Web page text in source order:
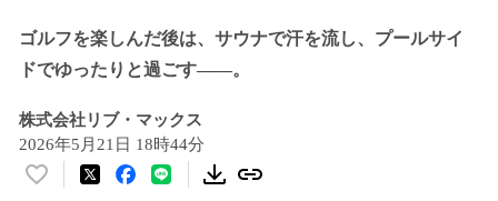
ゴルフを楽しんだ後は、サウナで汗を流し、プールサイ
ドでゆったりと過ごす——。
株式会社リブ・マックス
2026年5月21日 18時44分
い